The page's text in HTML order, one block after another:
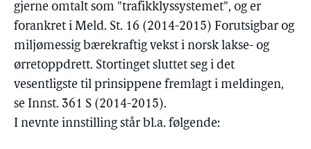
gjerne omtalt som "trafikklyssystemet", og er
forankret i Meld. St. 16 (2014-2015) Forutsigbar og
miljømessig bærekraftig vekst i norsk lakse- og
ørretoppdrett. Stortinget sluttet seg i det
vesentligste til prinsippene fremlagt i meldingen,
se Innst. 361 S (2014-2015).
I nevnte innstilling står bl.a. følgende: